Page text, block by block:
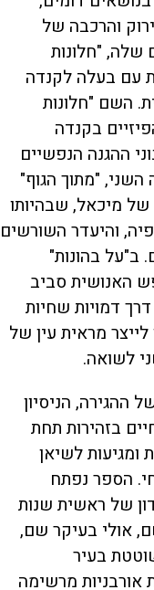
והרכבה של
שלה, "חלונות
עם בעלה לקנדה
השם "חלונות
בקנדה
ההגנה הנפשיים
"מתוך הגוף"
של מיכאל, שבהיותו
והיעדר השורשים
ב"על בהונות"
האנושית סביב
דמויות שחיות
לייצר מראית עין של
לשואה.
ההגירה, הניסיון
בזהירות תחת
ומגיעות לשיאן
הספר נפתח
של ראשית שנות
אולי בעיקר שם,
בעיר
אורבניות מרשימה